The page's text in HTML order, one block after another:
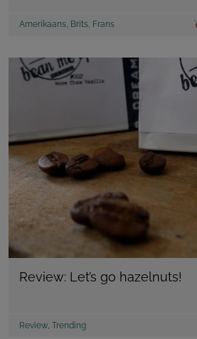
Amerikaans, Brits, Frans
Review: Let’s go hazelnuts!
Review, Trending